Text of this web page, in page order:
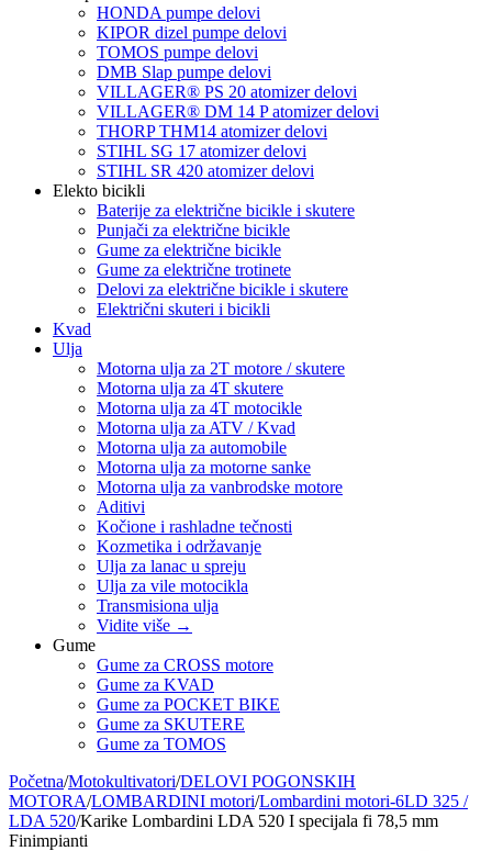
HONDA pumpe delovi
KIPOR dizel pumpe delovi
TOMOS pumpe delovi
DMB Slap pumpe delovi
VILLAGER® PS 20 atomizer delovi
VILLAGER® DM 14 P atomizer delovi
THORP THM14 atomizer delovi
STIHL SG 17 atomizer delovi
STIHL SR 420 atomizer delovi
Elekto bicikli
Baterije za električne bicikle i skutere
Punjači za električne bicikle
Gume za električne bicikle
Gume za električne trotinete
Delovi za električne bicikle i skutere
Električni skuteri i bicikli
Kvad
Ulja
Motorna ulja za 2T motore / skutere
Motorna ulja za 4T skutere
Motorna ulja za 4T motocikle
Motorna ulja za ATV / Kvad
Motorna ulja za automobile
Motorna ulja za motorne sanke
Motorna ulja za vanbrodske motore
Aditivi
Kočione i rashladne tečnosti
Kozmetika i održavanje
Ulja za lanac u spreju
Ulja za vile motocikla
Transmisiona ulja
Vidite više →
Gume
Gume za CROSS motore
Gume za KVAD
Gume za POCKET BIKE
Gume za SKUTERE
Gume za TOMOS
Početna/Motokultivatori/DELOVI POGONSKIH
MOTORA/LOMBARDINI motori/Lombardini motori-6LD 325 /
LDA 520/Karike Lombardini LDA 520 I specijala fi 78,5 mm
Finimpianti